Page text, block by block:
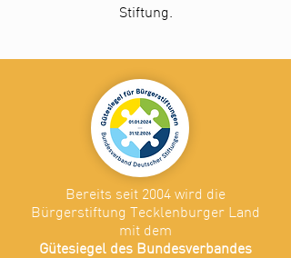
Stiftung.
Bereits seit 2004 wird die
Bürgerstiftung Tecklenburger Land
mit dem
Gütesiegel des Bundesverbandes